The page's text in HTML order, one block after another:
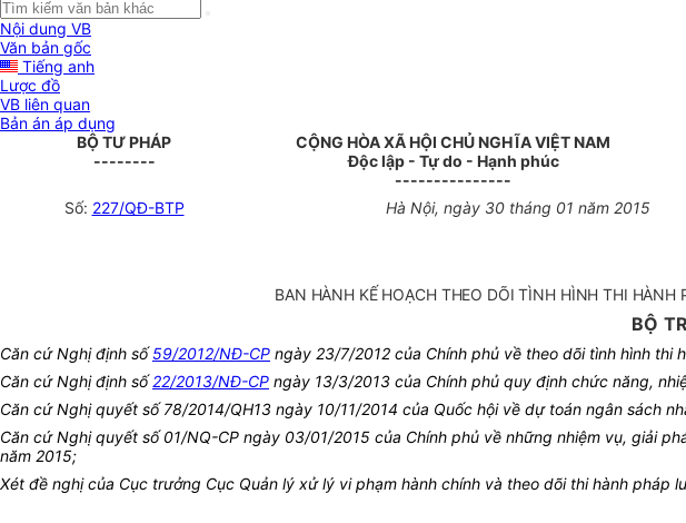
Nội dung VB
Văn bản gốc
Tiếng anh
Lược đồ
VB liên quan
Bản án áp dụng
BỘ TƯ PHÁP
--------
CỘNG HÒA XÃ HỘI CHỦ NGHĨA VIỆT NAM
Độc lập - Tự do - Hạnh phúc
---------------
Số: 227/QĐ-BTP Hà Nội, ngày 30 tháng 01 năm 2015
BAN HÀNH KẾ HOẠCH THEO DÕI TÌNH HÌNH THI
BỘ
Căn cứ Nghị định số59/2012/NĐ-CP ngày 23/7/2012 của Chính phủ về theo dõi tình hình thi
Căn cứ Nghị định số22/2013/NĐ-CP ngày 13/3/2013 của Chính phủ quy định chức năng,
Căn cứ Nghị quyết số 78/2014/QH13 ngày 10/11/2014 của Quốc hội về dự toán ngân sách
Căn cứ Nghị quyết số 01/NQ-CP ngày 03/01/2015 của Chính phủ về những nhiệm vụ, giải
năm 2015;
Xét đề nghị của Cục trưởng Cục Quản lý xử lý vi phạm hành chính và theo dõi thi hành pháp